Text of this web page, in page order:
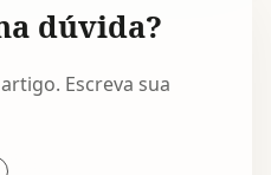
dúvida?
Escreva sua